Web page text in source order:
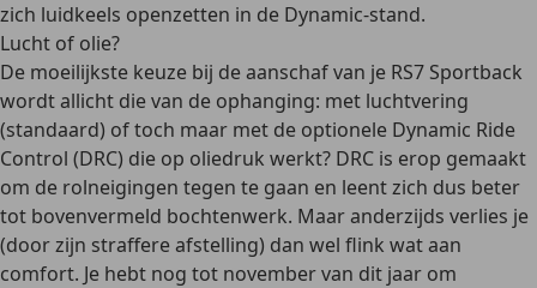
zich luidkeels openzetten in de Dynamic-stand.
Lucht of olie?
De moeilijkste keuze bij de aanschaf van je RS7 Sportback
wordt allicht die van de ophanging: met luchtvering
(standaard) of toch maar met de optionele Dynamic Ride
Control (DRC) die op oliedruk werkt? DRC is erop gemaakt
om de rolneigingen tegen te gaan en leent zich dus beter
tot bovenvermeld bochtenwerk. Maar anderzijds verlies je
(door zijn straffere afstelling) dan wel flink wat aan
comfort. Je hebt nog tot november van dit jaar om